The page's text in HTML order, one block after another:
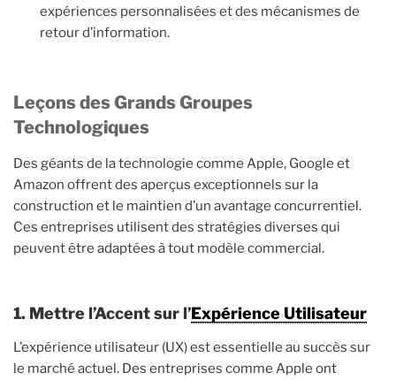
expériences personnalisées et des mécanismes de
retour d’information.
Leçons des Grands Groupes
Technologiques
Des géants de la technologie comme Apple, Google et
Amazon offrent des aperçus exceptionnels sur la
construction et le maintien d’un avantage concurrentiel.
Ces entreprises utilisent des stratégies diverses qui
peuvent être adaptées à tout modèle commercial.
1. Mettre l’Accent sur l’Expérience Utilisateur
L’expérience utilisateur (UX) est essentielle au succès sur
le marché actuel. Des entreprises comme Apple ont